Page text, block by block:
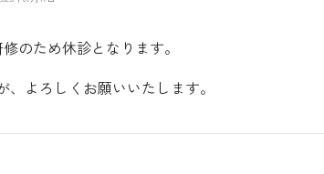
のため休診となります。
、よろしくお願いいたします。